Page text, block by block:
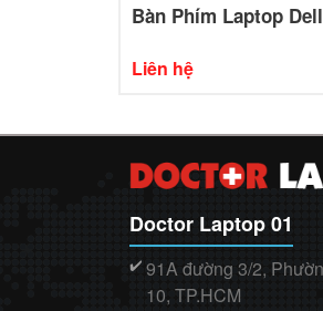
Bàn Phím Laptop
Liên hệ
Doctor Laptop 01
✔️ 91A đường 3/2,
10, TP.HCM